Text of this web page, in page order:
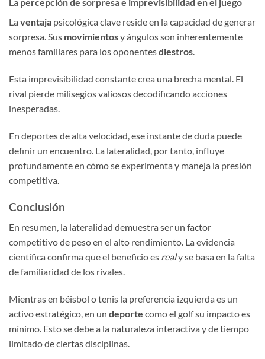
La ventaja psicológica clave reside en la capacidad de generar
sorpresa. Sus movimientosy ángulos son inherentemente
menos familiares para los oponentesdiestros.
Esta imprevisibilidad constante crea una brecha mental. El
rival pierde milisegios valiosos decodificando acciones
inesperadas.
En deportes de alta velocidad, ese instante de duda puede
definir un encuentro. La lateralidad, por tanto, influye
profundamente en cómo se experimenta y maneja la presión
competitiva.
Conclusión
En resumen, la lateralidad demuestra ser un factor
competitivo de peso en el alto rendimiento. La evidencia
científica confirma que el beneficio es realy se basa en la falta
de familiaridad de los rivales.
Mientras en béisbol o tenis la preferencia izquierda es un
activo estratégico, en un deporte como el golf su impacto es
mínimo. Esto se debe a la naturaleza interactiva y de tiempo
limitado de ciertas disciplinas.